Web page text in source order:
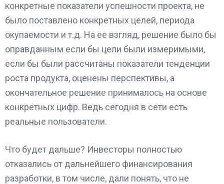
конкретные показатели успешности проекта, не
было поставлено конкретных целей, периода
окупаемости и т.д. На ее взгляд, решение было бы
оправданным если бы цели были измеримыми,
если бы были рассчитаны показатели тенденции
роста продукта, оценены перспективы, а
окончательное решение принималось на основе
конкретных цифр. Ведь сегодня в сети есть
реальные пользователи.
Что будет дальше? Инвесторы полностью
отказались от дальнейшего финансирования
разработки, в том числе, дали понять, что не